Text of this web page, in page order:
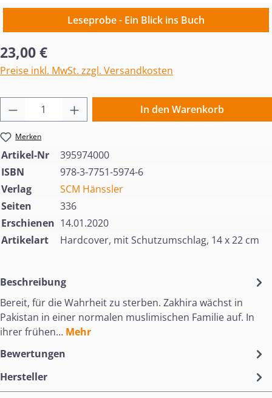
Leseprobe - Ein Blick ins Buch
Regulärer Preis:
23,00 €
Preise inkl. MwSt. zzgl. Versandkosten
Produkt Anzahl: Gib den gewünschten
In den Warenkorb
Merken
Artikel-Nr
395974000
ISBN
978-3-7751-5974-6
Verlag
SCM Hänssler
Seiten
336
Erschienen 14.01.2020
Artikelart
Hardcover, mit Schutzumschlag, 14 x 22 cm
Beschreibung
Bereit, für die Wahrheit zu sterben. Zakhira wächst in
Pakistan in einer normalen muslimischen Familie auf. In
ihrer frühen… Mehr
Bewertungen
Hersteller